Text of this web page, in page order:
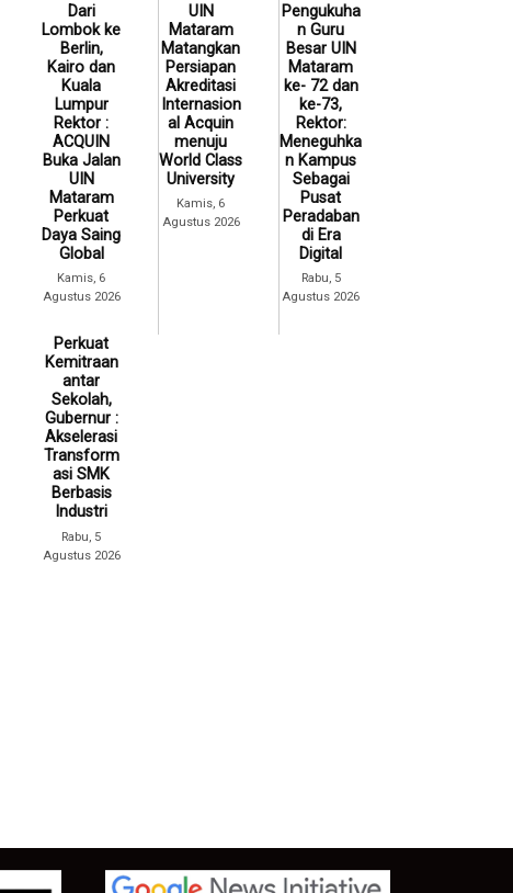
Dari
Lombok ke
Berlin,
Kairo dan
Kuala
Lumpur
Rektor :
ACQUIN
Buka Jalan
UIN
Mataram
Perkuat
Daya Saing
Global
Kamis, 6
Agustus 2026
UIN
Mataram
Matangkan
Persiapan
Akreditasi
Internasion
al Acquin
menuju
World Class
University
Kamis, 6
Agustus 2026
Pengukuha
n Guru
Besar UIN
Mataram
ke- 72 dan
ke-73,
Rektor:
Meneguhka
n Kampus
Sebagai
Pusat
Peradaban
di Era
Digital
Rabu, 5
Agustus 2026
Perkuat
Kemitraan
antar
Sekolah,
Gubernur :
Akselerasi
Transform
asi SMK
Berbasis
Industri
Rabu, 5
Agustus 2026